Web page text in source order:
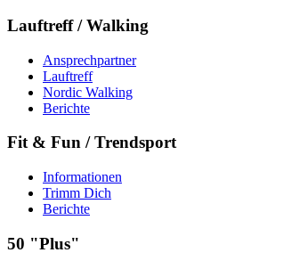
Lauftreff / Walking
Ansprechpartner
Lauftreff
Nordic Walking
Berichte
Fit & Fun / Trendsport
Informationen
Trimm Dich
Berichte
50 "Plus"